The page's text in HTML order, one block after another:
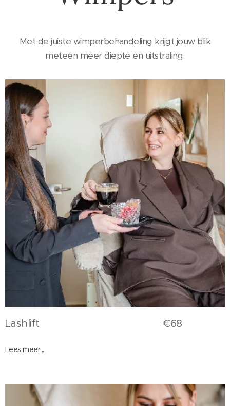
Met de juiste wimperbehandeling krijgt jouw blik
meteen meer diepte en uitstraling.
Lashlift €68
Lees meer,...